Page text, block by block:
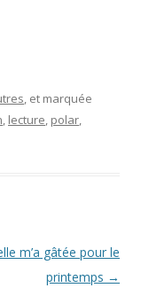
, et marquée
, lecture, polar,
m’a gâtée pour le
printemps →